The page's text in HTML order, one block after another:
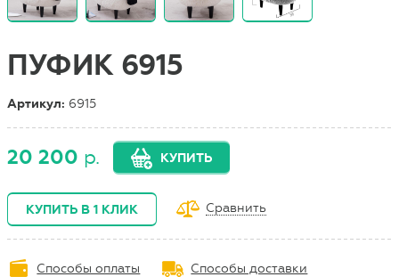
ПУФИК 6915
Артикул: 6915
20 200 р. КУПИТЬ
КУПИТЬ В 1 КЛИК Сравнить
Способы оплаты Способы доставки